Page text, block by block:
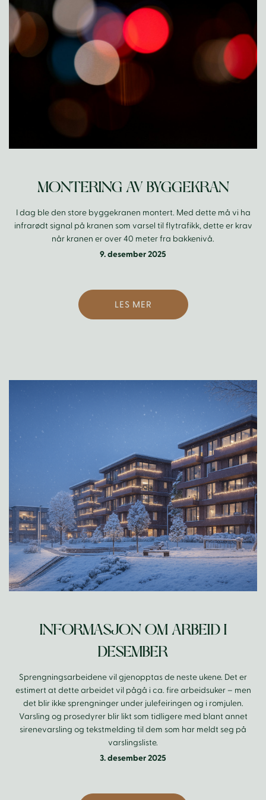
MONTERING AV BYGGEKRAN
I dag ble den store byggekranen montert. Med dette må vi ha
infrarødt signal på kranen som varsel til flytrafikk, dette er krav
når kranen er over 40 meter fra bakkenivå.
9. desember 2025
LES MER
INFORMASJON OM ARBEID I
DESEMBER
Sprengningsarbeidene vil gjenopptas de neste ukene. Det er
estimert at dette arbeidet vil pågå i ca. fire arbeidsuker – men
det blir ikke sprengninger under julefeiringen og i romjulen.
Varsling og prosedyrer blir likt som tidligere med blant annet
sirenevarsling og tekstmelding til dem som har meldt seg på
varslingsliste.
3. desember 2025